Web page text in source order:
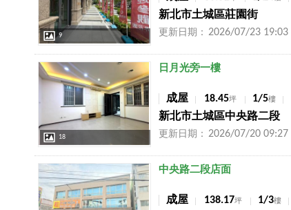
9
新北市土城區莊園街
更新日期： 2026/07/23 19:03
店長推薦
18
日月光旁一樓
成屋 18.45坪 1/5樓
新北市土城區中央路二段
更新日期： 2026/07/20 09:27
店長推薦 中央路二段店面
成屋 138.17坪 1/3樓